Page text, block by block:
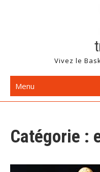
Vivez le
Menu
Catégorie :